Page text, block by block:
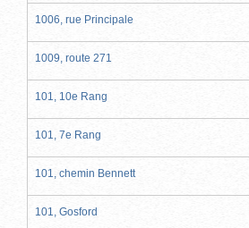
1006, rue Principale
1009, route 271
101, 10e Rang
101, 7e Rang
101, chemin Bennett
101, Gosford